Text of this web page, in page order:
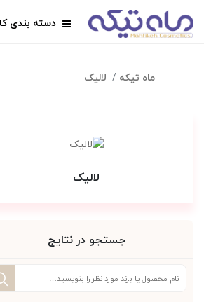
دسته بندی
ماه تیکه لالیک
لالیک
جستجو در نتایج